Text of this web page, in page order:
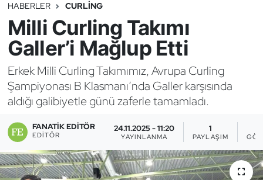
HABERLER CURLING
Milli Curling Takımı
Galler’i Mağlup Etti
Erkek Milli Curling Takımımız, Avrupa Curling
Şampiyonası B Klasmanı’nda Galler karşısında
aldığı galibiyetle günü zaferle tamamladı.
FANATIK EDITÖR
EDITÖR
24.11.2025 - 11:20
YAYINLANMA
1
PAYLAŞIM
Binicilik
Bisiklet
Bocce Bowling Dart
Buz Hokeyi